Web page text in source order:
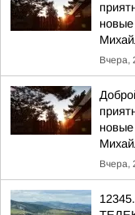
Вчера,
Вчера,